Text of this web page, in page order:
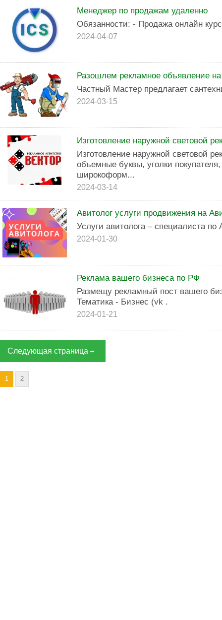
Менеджер по продажам удаленно
Обязанности: - Продажа онлайн
2024-04-07
Разошлем рекламное объявление
Частный Мастер предлагает
2024-03-15
Изготовление наружной световой
Изготовление наружной световой
объемные буквы, уголки
широкоформ...
2024-03-14
Авитолог услуги продвижения на
Услуги авитолога – специалиста по
2024-01-30
Реклама вашего бизнеса по РФ
Размещу рекламный пост вашего
Тематика - Бизнес (vk .
2024-01-21
Следующая страница
1 2